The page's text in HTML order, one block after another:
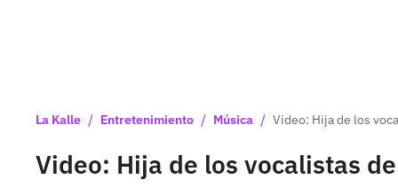
La Kalle / Entretenimiento / Música / Video: Hija de los
Video: Hija de los vocalistas